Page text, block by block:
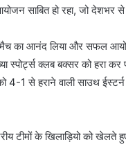
साबित हो रहा, जो
आनंद लिया और सफल
स्पोर्ट्स क्लब बक्सर को हरा
1 से हराने वाली साउथ
टीमों के खिलाड़ियो को खेलते